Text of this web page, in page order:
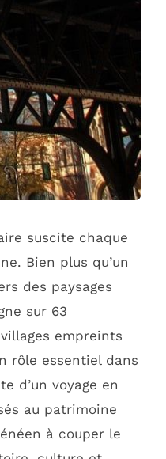
suscite chaque
Bien plus qu’un
des paysages
sur 63
empreints
rôle essentiel dans
d’un voyage en
au patrimoine
à couper le